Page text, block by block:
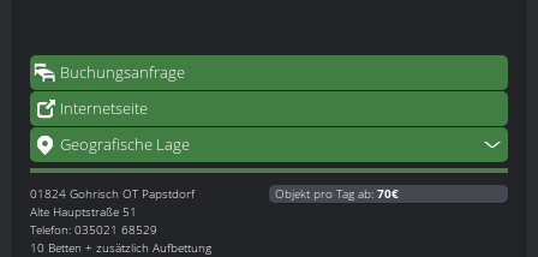
Buchungsanfrage
Internetseite
Geografische Lage
01824 Gohrisch OT Papstdorf
Alte Hauptstraße 51
Telefon: 035021 68529
10 Betten + zusätzlich Aufbettung
Objekt pro Tag ab: 70€